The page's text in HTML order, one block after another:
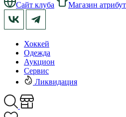
Сайт клуба Магазин
Хоккей
Одежда
Аукцион
Сервис
Ликвидация